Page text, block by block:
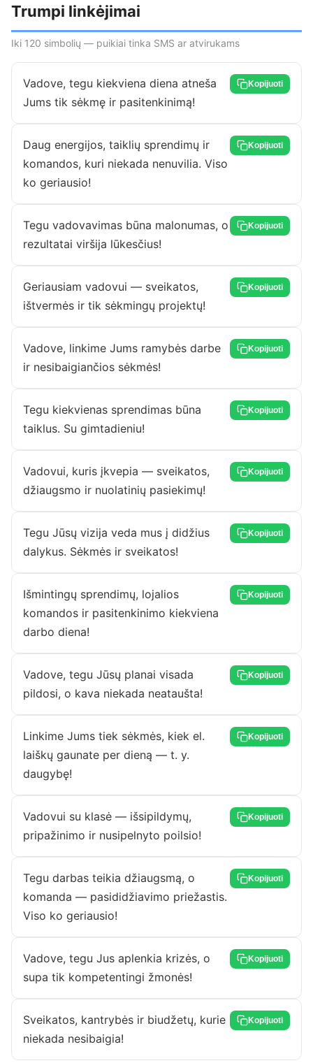
Trumpi linkėjimai
Iki 120 simbolių — puikiai tinka SMS ar atvirukams
Vadove, tegu kiekviena diena atneša
Jums tik sėkmę ir pasitenkinimą!
Kopijuoti
Daug energijos, taiklių sprendimų ir
komandos, kuri niekada nenuvilia. Viso
ko geriausio!
Kopijuoti
Tegu vadovavimas būna malonumas, o
rezultatai viršija lūkesčius!
Kopijuoti
Geriausiam vadovui — sveikatos,
ištvermės ir tik sėkmingų projektų!
Kopijuoti
Vadove, linkime Jums ramybės darbe
ir nesibaigiančios sėkmės!
Kopijuoti
Tegu kiekvienas sprendimas būna
taiklus. Su gimtadieniu!
Kopijuoti
Vadovui, kuris įkvepia — sveikatos,
džiaugsmo ir nuolatinių pasiekimų!
Kopijuoti
Tegu Jūsų vizija veda mus į didžius
dalykus. Sėkmės ir sveikatos!
Kopijuoti
Išmintingų sprendimų, lojalios
komandos ir pasitenkinimo kiekviena
darbo diena!
Kopijuoti
Vadove, tegu Jūsų planai visada
pildosi, o kava niekada neataušta!
Kopijuoti
Linkime Jums tiek sėkmės, kiek el.
laiškų gaunate per dieną — t. y.
daugybę!
Kopijuoti
Vadovui su klasė — išsipildymų,
pripažinimo ir nusipelnyto poilsio!
Kopijuoti
Tegu darbas teikia džiaugsmą, o
komanda — pasididžiavimo priežastis.
Viso ko geriausio!
Kopijuoti
Vadove, tegu Jus aplenkia krizės, o
supa tik kompetentingi žmonės!
Kopijuoti
Sveikatos, kantrybės ir biudžetų, kurie
niekada nesibaigia!
Kopijuoti